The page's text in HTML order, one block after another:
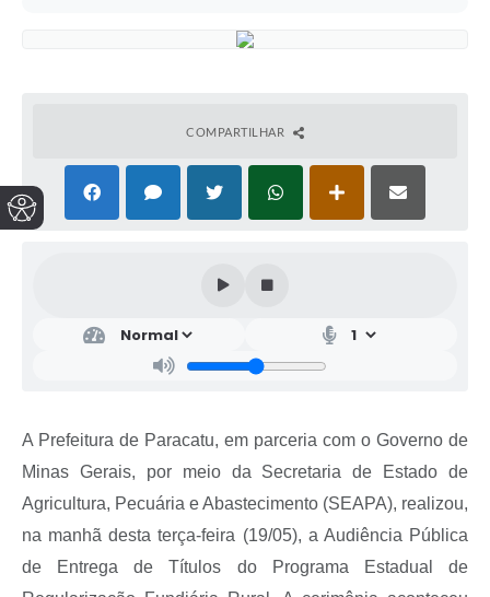
COMPARTILHAR
A Prefeitura de Paracatu, em parceria com o Governo de
Minas Gerais, por meio da Secretaria de Estado de
Agricultura, Pecuária e Abastecimento (SEAPA), realizou,
na manhã desta terça-feira (19/05), a Audiência Pública
de Entrega de Títulos do Programa Estadual de